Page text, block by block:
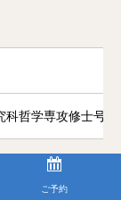
科哲学専攻修士号
ご予約